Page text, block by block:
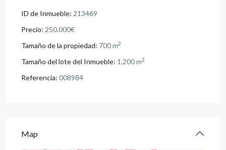
ID de Inmueble: 213469
Precio: 250.000€
Tamaño de la propiedad: 700 m2
Tamaño del lote del Inmueble: 1,200 m2
Referencia: 008984
Map